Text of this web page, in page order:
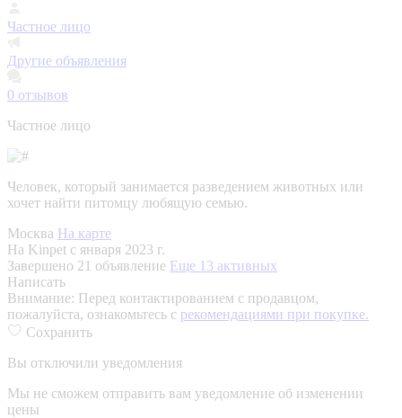
Частное лицо
Другие объявления
0 отзывов
Частное лицо
Человек, который занимается разведением животных или
хочет найти питомцу любящую семью.
Москва На карте
На Kinpet c января 2023 г.
Завершено 21 объявление Еще 13 активных
Написать
Внимание: Перед контактированием с продавцом,
пожалуйста, ознакомьтесь с рекомендациями при покупке.
Сохранить
Вы отключили уведомления
Мы не сможем отправить вам уведомление об изменении
цены